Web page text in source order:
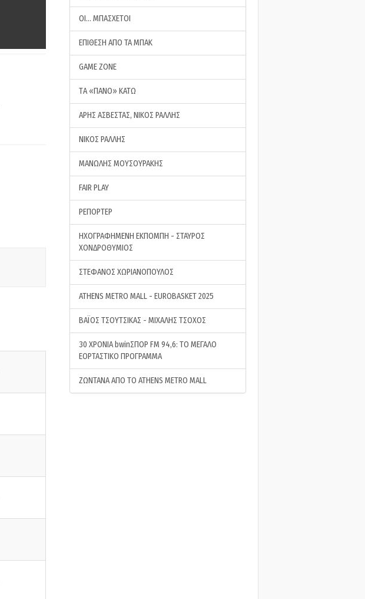
ΟΙ… ΜΠΑΣΧΕΤΟΙ
ΕΠΙΘΕΣΗ ΑΠΟ ΤΑ ΜΠΑΚ
GAME ZONE
ΤA «ΠΑΝΟ» ΚΑΤΩ
ΑΡΗΣ ΑΣΒΕΣΤΑΣ, ΝΙΚΟΣ ΡΑΛΛΗΣ
ΝΙΚΟΣ ΡΑΛΛΗΣ
ΜΑΝΩΛΗΣ ΜΟΥΣΟΥΡΑΚΗΣ
FAIR PLAY
ΡΕΠΟΡΤΕΡ
ΗΧΟΓΡΑΦΗΜΕΝΗ ΕΚΠΟΜΠΗ - ΣΤΑΥΡΟΣ
ΧΟΝΔΡΟΘΥΜΙΟΣ
ΣΤΕΦΑΝΟΣ ΧΩΡΙΑΝΟΠΟΥΛΟΣ
ATHENS METRO MALL - EUROBASKET 2025
ΒΑΪΟΣ ΤΣΟΥΤΣΙΚΑΣ - ΜΙΧΑΛΗΣ ΤΣΟΧΟΣ
30 ΧΡΟΝΙΑ bwinΣΠΟΡ FM 94,6: ΤΟ ΜΕΓΑΛΟ
ΕΟΡΤΑΣΤΙΚΟ ΠΡΟΓΡΑΜΜΑ
ΖΩΝΤΑΝΑ ΑΠΟ ΤΟ ATHENS METRO MALL